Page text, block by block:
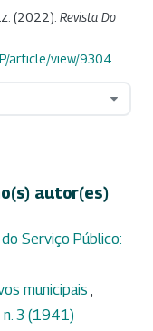
(2022). Revista Do
article/view/9304
autor(es)
Serviço Público:
municipais ,
n. 3 (1941)